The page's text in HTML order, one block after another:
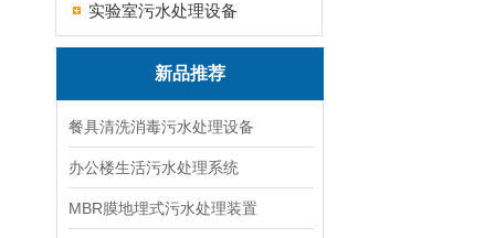
实验室污水处理设备
新品推荐
餐具清洗消毒污水处理设备
办公楼生活污水处理系统
MBR膜地埋式污水处理装置